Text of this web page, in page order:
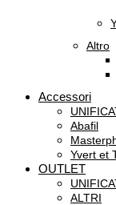
Altro
Accessori
Abafil
Yvert et
OUTLET
ALTRI